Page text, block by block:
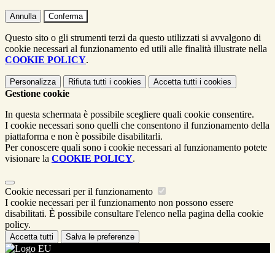
Annulla Conferma
Questo sito o gli strumenti terzi da questo utilizzati si avvalgono di
cookie necessari al funzionamento ed utili alle finalità illustrate nella
COOKIE POLICY.
Personalizza Rifiuta tutti i cookies Accetta tutti i cookies
Gestione cookie
In questa schermata è possibile scegliere quali cookie consentire.
I cookie necessari sono quelli che consentono il funzionamento della
piattaforma e non è possibile disabilitarli.
Per conoscere quali sono i cookie necessari al funzionamento potete
visionare la COOKIE POLICY.
Cookie necessari per il funzionamento
I cookie necessari per il funzionamento non possono essere
disabilitati. È possibile consultare l'elenco nella pagina della cookie
policy.
Accetta tutti Salva le preferenze